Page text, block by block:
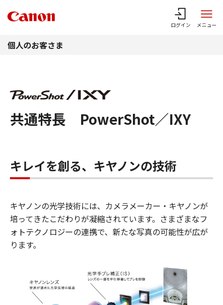
ログイン メニュー
個人のお客さま
共通特長 PowerShot／IXY
キレイを創る、キヤノンの技術
キヤノンの光学技術には、カメラメーカー・キヤノンが
培ってきたこだわりが凝縮されています。さまざまなフ
ォトテクノロジーの連携で、新たな写真の可能性が広が
ります。